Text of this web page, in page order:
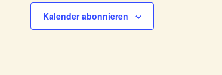
Kalender abonnieren